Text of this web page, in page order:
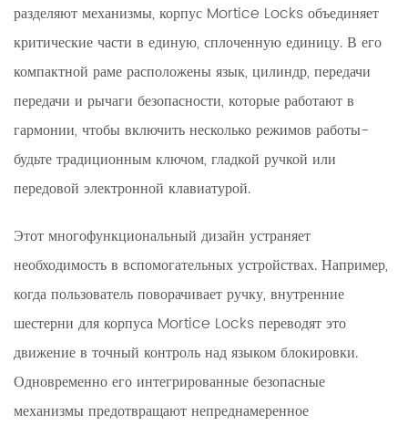
разделяют механизмы, корпус Mortice Locks объединяет
критические части в единую, сплоченную единицу. В его
компактной раме расположены язык, цилиндр, передачи
передачи и рычаги безопасности, которые работают в
гармонии, чтобы включить несколько режимов работы-
будьте традиционным ключом, гладкой ручкой или
передовой электронной клавиатурой.
Этот многофункциональный дизайн устраняет
необходимость в вспомогательных устройствах. Например,
когда пользователь поворачивает ручку, внутренние
шестерни для корпуса Mortice Locks переводят это
движение в точный контроль над языком блокировки.
Одновременно его интегрированные безопасные
механизмы предотвращают непреднамеренное